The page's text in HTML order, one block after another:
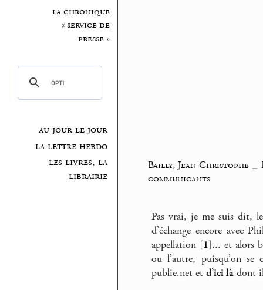
la chronique
« service de
presse »
au jour le jour
la lettre hebdo
les livres, la
librairie
Bailly, Jean-Christophe
communicants
Pas vrai, je me suis dit,
d’échange encore avec
appellation [1]... et alors
ou l’autre, puisqu’on
publie.net et d’ici là dont